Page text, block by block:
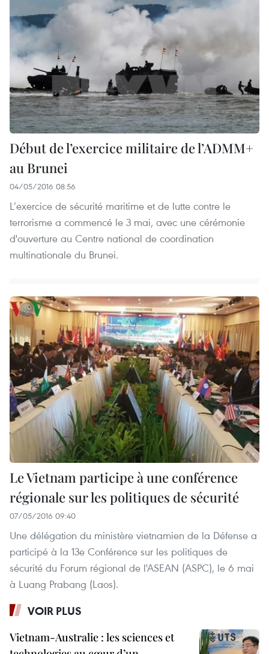
Début de l’exercice militaire de l’ADMM+
au Brunei
04/05/2016 08:56
L’exercice de sécurité maritime et de lutte contre le
terrorisme a commencé le 3 mai, avec une cérémonie
d'ouverture au Centre national de coordination
multinationale du Brunei.
Le Vietnam participe à une conférence
régionale sur les politiques de sécurité
07/05/2016 09:40
Une délégation du ministère vietnamien de la Défense a
participé à la 13e Conférence sur les politiques de
sécurité du Forum régional de l'ASEAN (ASPC), le 6 mai
à Luang Prabang (Laos).
VOIR PLUS
Vietnam-Australie : les sciences et